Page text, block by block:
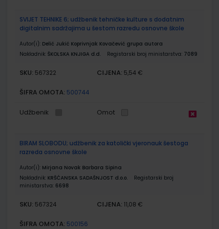
SVIJET TEHNIKE 6; udžbenik tehničke kulture s dodatnim
digitalnim sadržajima u šestom razredu osnovne škole
Autor(i): Delić Jukić Koprivnjak Kovačević grupa autora
Nakladnik: ŠKOLSKA KNJIGA d.d. Registarski broj ministarstva: 7089
SKU: 567322 CIJENA: 5,54 €
ŠIFRA OMOTA: 500744
Udžbenik Omot
BIRAM SLOBODU; udžbenik za katolički vjeronauk šestoga
razreda osnovne škole
Autor(i): Mirjana Novak Barbara Sipina
Nakladnik: KRŠĆANSKA SADAŠNJOST d.o.o.
Registarski broj
ministarstva: 6698
SKU: 567324 CIJENA: 11,08 €
ŠIFRA OMOTA: 500156